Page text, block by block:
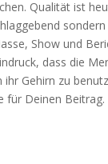
Qualität ist
Show und
dass die
ihr Gehirn zu
für Deinen Beitrag.